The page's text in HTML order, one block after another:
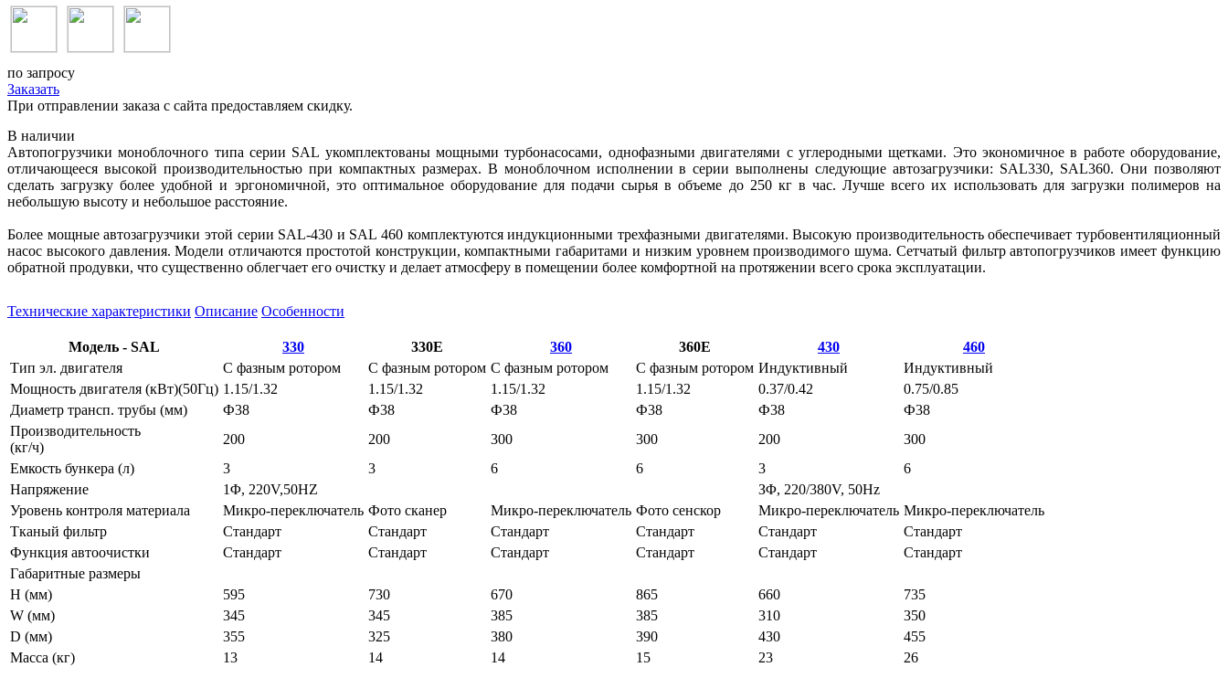
по запросу
Заказать
При отправлении заказа с сайта предоставляем скидку.
В наличии
Автопогрузчики моноблочного типа серии SAL укомплектованы мощными турбонасосами, однофазными двигателями с углеродными щетками. Это экономичное в работе оборудование,
отличающееся высокой производительностью при компактных размерах. В моноблочном исполнении в серии выполнены следующие автозагрузчики: SAL330, SAL360. Они позволяют
сделать загрузку более удобной и эргономичной, это оптимальное оборудование для подачи сырья в объеме до 250 кг в час. Лучше всего их использовать для загрузки полимеров на
небольшую высоту и небольшое расстояние.
Более мощные автозагрузчики этой серии SAL-430 и SAL 460 комплектуются индукционными трехфазными двигателями. Высокую производительность обеспечивает турбовентиляционный
насос высокого давления. Модели отличаются простотой конструкции, компактными габаритами и низким уровнем производимого шума. Сетчатый фильтр автопогрузчиков имеет функцию
обратной продувки, что существенно облегчает его очистку и делает атмосферу в помещении более комфортной на протяжении всего срока эксплуатации.
Технические характеристики Описание Особенности
Модель - SAL 330 330E 360 360E 430
460
Тип эл. двигателя
С фазным ротором С фазным ротором С фазным ротором С фазным ротором Индуктивный
Индуктивный
Мощность двигателя (кВт)(50Гц) 1.15/1.32 1.15/1.32 1.15/1.32 1.15/1.32 0.37/0.42
0.75/0.85
Диаметр трансп. трубы (мм)
Ф38 Ф38 Ф38 Ф38 Ф38
Ф38
Производительность
(кг/ч)
200 200 300 300 200
300
Емкость бункера (л)
3 3 6 6 3
6
Напряжение
1Φ, 220V,50HZ
ЗΦ, 220/380V, 50Hz
Уровень контроля материала
Микро-переключатель Фото сканер Микро-переключатель Фото сенскор Микро-переключатель Микро-переключатель
Тканый фильтр
Стандарт Стандарт Стандарт Стандарт Стандарт
Стандарт
Функция автоочистки
Стандарт Стандарт Стандарт Стандарт Стандарт
Стандарт
Габаритные размеры
H (мм)
595 730 670 865 660
735
W (мм)
345 345 385 385 310
350
D (мм)
355 325 380 390 430
455
Масса (кг)
13 14 14 15 23 26